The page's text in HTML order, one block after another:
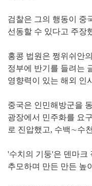
검찰은 그의 행동이 중
선동할 수 있다고 주장
홍콩 법원은 쩡위쉬안
정부에 반기를 들려는
영향력이 있는 해외 인
중국은 인민해방군을
광장에서 민주화를 요
로 진압했고, 수백∼수
'수치의 기둥'은 덴마크
추모하며 만든 만든 높